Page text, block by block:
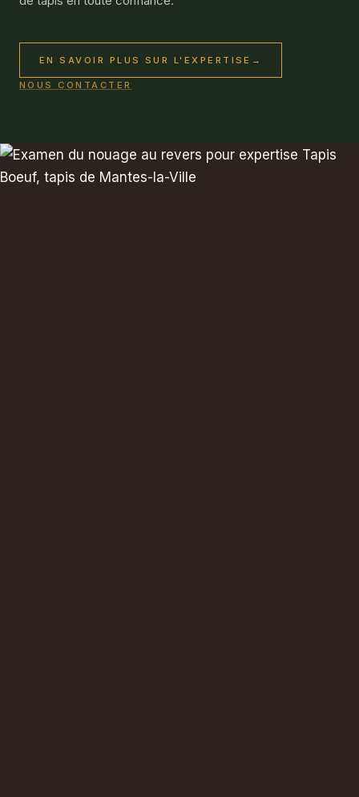
EN SAVOIR PLUS SUR L'EXPERTISE →
NOUS CONTACTER